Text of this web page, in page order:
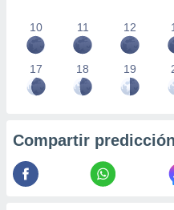
10 11 12
17 18 19
Compartir predicción